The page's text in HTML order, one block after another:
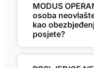
MODUS
osoba
kao
posjete?